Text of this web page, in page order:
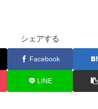
シェアする
Facebook
LINE